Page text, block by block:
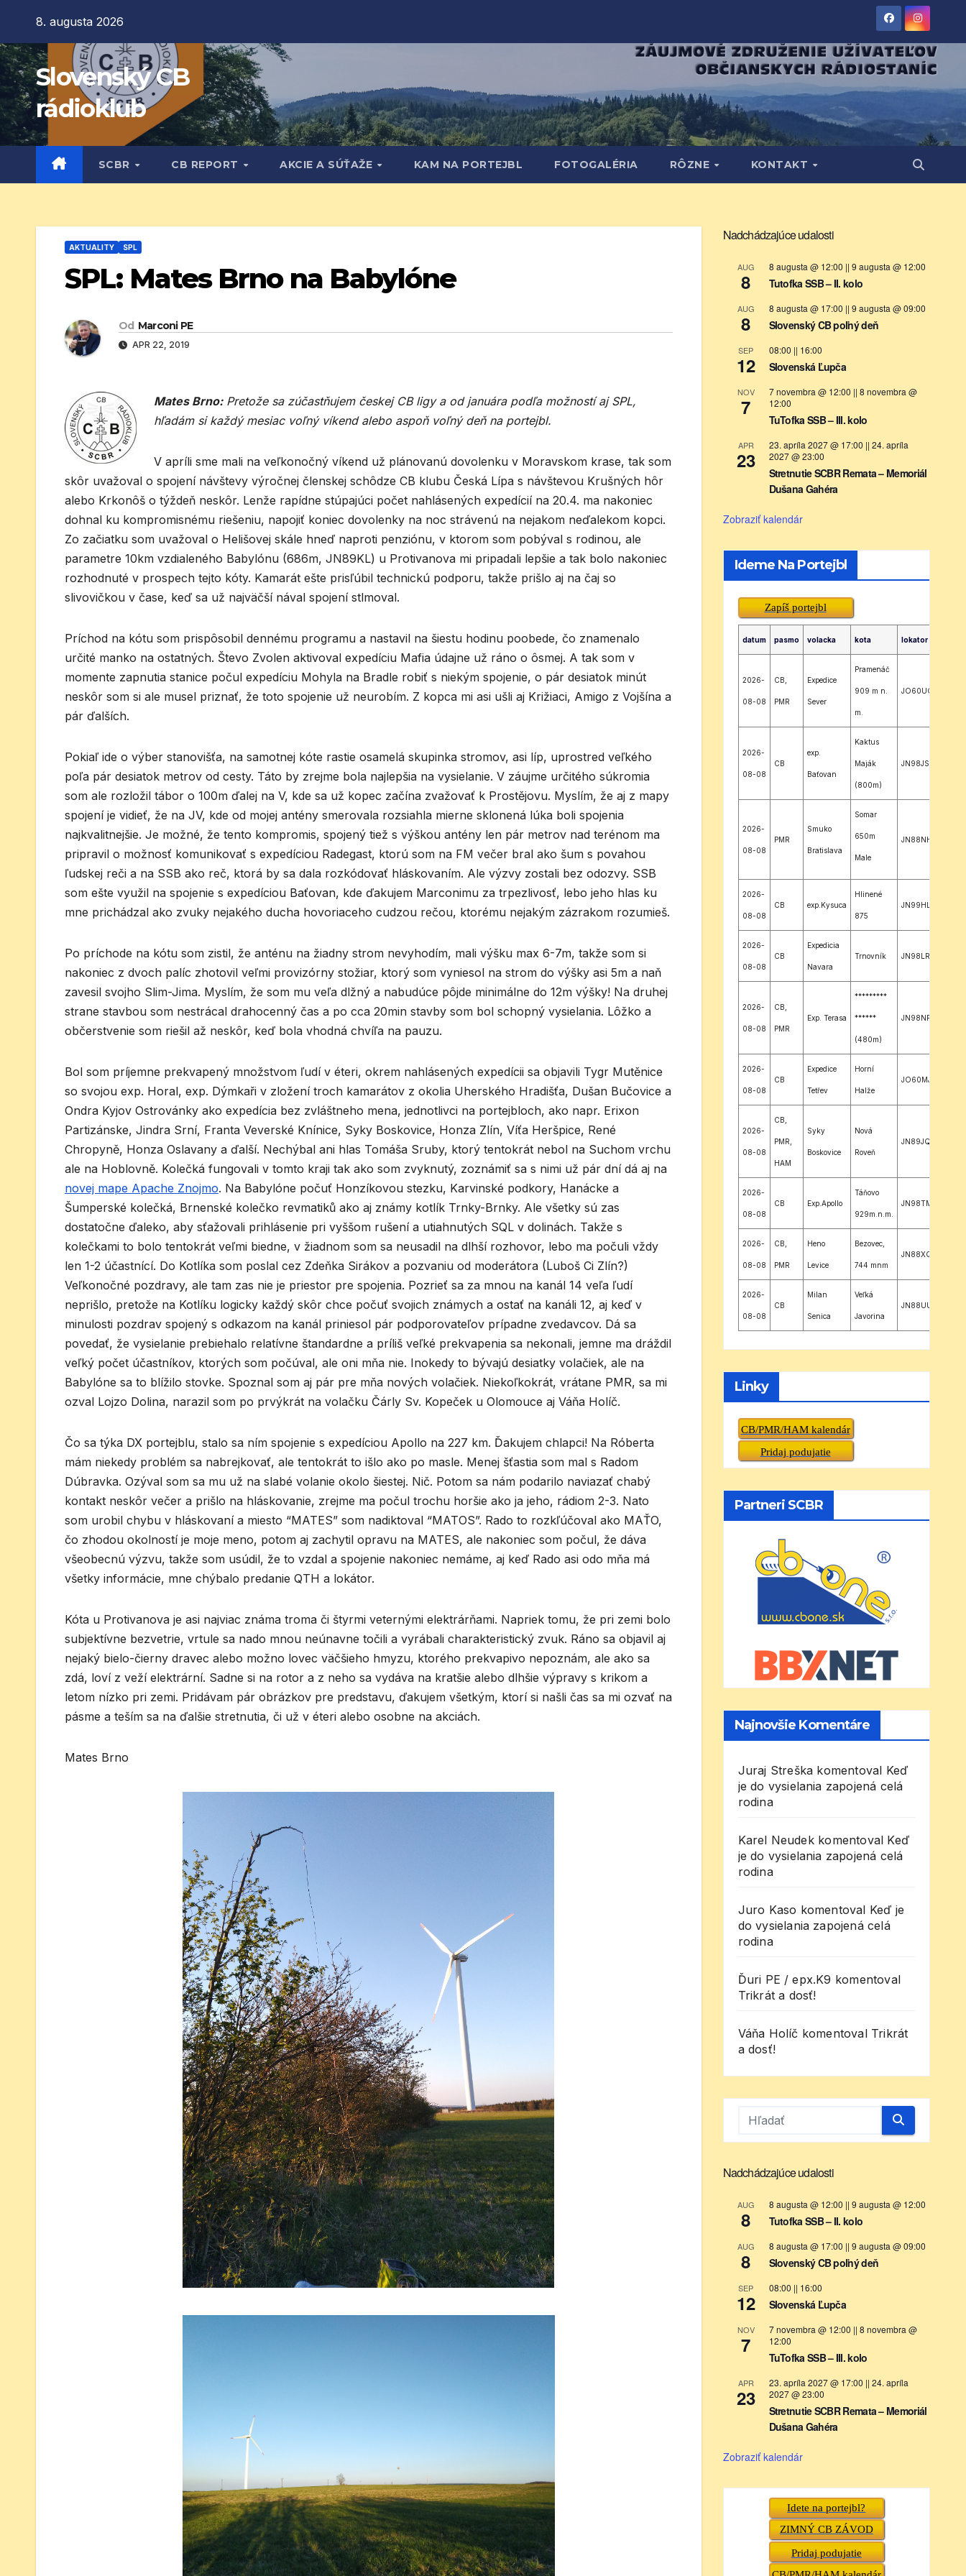
obsah
8. augusta 2026
Slovenský CB
rádioklub
SCBR CB REPORT AKCIE A SÚŤAŽE KAM NA PORTEJBL FOTOGALÉRIA RÔZNE KONTAKT
AKTUALITY SPL
SPL: Mates Brno na Babylóne
Od Marconi PE
APR 22, 2019
Mates Brno:Pretože sa zúčastňujem českej CB ligy a od januára podľa možností aj SPL,
hľadám si každý mesiac voľný víkend alebo aspoň voľný deň na portejbl.
V apríli sme mali na veľkonočný víkend už plánovanú dovolenku v Moravskom krase, tak som
skôr uvažoval o spojení návštevy výročnej členskej schôdze CB klubu Česká Lípa s návštevou Krušných hôr
alebo Krkonôš o týždeň neskôr. Lenže rapídne stúpajúci počet nahlásených expedícií na 20.4. ma nakoniec
dohnal ku kompromisnému riešeniu, napojiť koniec dovolenky na noc strávenú na nejakom neďalekom kopci.
Zo začiatku som uvažoval o Helišovej skále hneď naproti penziónu, v ktorom som pobýval s rodinou, ale
parametre 10km vzdialeného Babylónu (686m, JN89KL) u Protivanova mi pripadali lepšie a tak bolo nakoniec
rozhodnuté v prospech tejto kóty. Kamarát ešte prisľúbil technickú podporu, takže prišlo aj na čaj so
slivovičkou v čase, keď sa už najväčší nával spojení stlmoval.
Príchod na kótu som prispôsobil dennému programu a nastavil na šiestu hodinu poobede, čo znamenalo
určité manko na ostatných. Števo Zvolen aktivoval expedíciu Mafia údajne už ráno o ôsmej. A tak som v
momente zapnutia stanice počul expedíciu Mohyla na Bradle robiť s niekým spojenie, o pár desiatok minút
neskôr som si ale musel priznať, že toto spojenie už neurobím. Z kopca mi asi ušli aj Križiaci, Amigo z Vojšína a
pár ďalších.
Pokiaľ ide o výber stanovišťa, na samotnej kóte rastie osamelá skupinka stromov, asi líp, uprostred veľkého
poľa pár desiatok metrov od cesty. Táto by zrejme bola najlepšia na vysielanie. V záujme určitého súkromia
som ale rozložil tábor o 100m ďalej na V, kde sa už kopec začína zvažovať k Prostějovu. Myslím, že aj z mapy
spojení je vidieť, že na JV, kde od mojej antény smerovala rozsiahla mierne sklonená lúka boli spojenia
najkvalitnejšie. Je možné, že tento kompromis, spojený tiež s výškou antény len pár metrov nad terénom ma
pripravil o možnosť komunikovať s expedíciou Radegast, ktorú som na FM večer bral ako šum s povahou
ľudskej reči a na SSB ako reč, ktorá by sa dala rozkódovať hláskovaním. Ale výzvy zostali bez odozvy. SSB
som ešte využil na spojenie s expedíciou Baťovan, kde ďakujem Marconimu za trpezlivosť, lebo jeho hlas ku
mne prichádzal ako zvuky nejakého ducha hovoriaceho cudzou rečou, ktorému nejakým zázrakom rozumieš.
Po príchode na kótu som zistil, že anténu na žiadny strom nevyhodím, mali výšku max 6-7m, takže som si
nakoniec z dvoch palíc zhotovil veľmi provizórny stožiar, ktorý som vyniesol na strom do výšky asi 5m a naň
zavesil svojho Slim-Jima. Myslím, že som mu veľa dlžný a nabudúce pôjde minimálne do 12m výšky! Na druhej
strane stavbou som nestrácal drahocenný čas a po cca 20min stavby som bol schopný vysielania. Lôžko a
občerstvenie som riešil až neskôr, keď bola vhodná chvíľa na pauzu.
Bol som príjemne prekvapený množstvom ľudí v éteri, okrem nahlásených expedícii sa objavili Tygr Mutěnice
so svojou exp. Horal, exp. Dýmkaři v zložení troch kamarátov z okolia Uherského Hradišťa, Dušan Bučovice a
Ondra Kyjov Ostrovánky ako expedícia bez zvláštneho mena, jednotlivci na portejbloch, ako napr. Erixon
Partizánske, Jindra Srní, Franta Veverské Knínice, Syky Boskovice, Honza Zlín, Víťa Heršpice, René
Chropyně, Honza Oslavany a ďalší. Nechýbal ani hlas Tomáša Sruby, ktorý tentokrát nebol na Suchom vrchu
ale na Hoblovně. Kolečká fungovali v tomto kraji tak ako som zvyknutý, zoznámiť sa s nimi už pár dní dá aj na
novej mape Apache Znojmo. Na Babylóne počuť Honzíkovou stezku, Karvinské podkory, Hanácke a
Šumperské kolečká, Brnenské kolečko revmatiků ako aj známy kotlík Trnky-Brnky. Ale všetky sú zas
dostatočne ďaleko, aby sťažovali prihlásenie pri vyššom rušení a utiahnutých SQL v dolinách. Takže s
kolečkami to bolo tentokrát veľmi biedne, v žiadnom som sa neusadil na dlhší rozhovor, lebo ma počuli vždy
len 1-2 účastnící. Do Kotlíka som poslal cez Zdeňka Sirákov a pozvaniu od moderátora (Luboš Ci Zlín?)
Veľkonočné pozdravy, ale tam zas nie je priestor pre spojenia. Pozrieť sa za mnou na kanál 14 veľa ľudí
neprišlo, pretože na Kotlíku logicky každý skôr chce počuť svojich známych a ostať na kanáli 12, aj keď v
minulosti pozdrav spojený s odkazom na kanál priniesol pár podporovateľov prípadne zvedavcov. Dá sa
povedať, že vysielanie prebiehalo relatívne štandardne a príliš veľké prekvapenia sa nekonali, jemne ma dráždil
veľký počet účastníkov, ktorých som počúval, ale oni mňa nie. Inokedy to bývajú desiatky volačiek, ale na
Babylóne sa to blížilo stovke. Spoznal som aj pár pre mňa nových volačiek. Niekoľkokrát, vrátane PMR, sa mi
ozval Lojzo Dolina, narazil som po prvýkrát na volačku Čárly Sv. Kopeček u Olomouce aj Váňa Holíč.
Čo sa týka DX portejblu, stalo sa ním spojenie s expedíciou Apollo na 227 km. Ďakujem chlapci! Na Róberta
mám niekedy problém sa nabrejkovať, ale tentokrát to išlo ako po masle. Menej šťastia som mal s Radom
Dúbravka. Ozýval som sa mu už na slabé volanie okolo šiestej. Nič. Potom sa nám podarilo naviazať chabý
kontakt neskôr večer a prišlo na hláskovanie, zrejme ma počul trochu horšie ako ja jeho, rádiom 2-3. Nato
som urobil chybu v hláskovaní a miesto “MATES” som nadiktoval “MATOS”. Rado to rozkľúčoval ako MAŤO,
čo zhodou okolností je moje meno, potom aj zachytil opravu na MATES, ale nakoniec som počul, že dáva
všeobecnú výzvu, takže som usúdil, že to vzdal a spojenie nakoniec nemáme, aj keď Rado asi odo mňa má
všetky informácie, mne chýbalo predanie QTH a lokátor.
Kóta u Protivanova je asi najviac známa troma či štyrmi veternými elektrárňami. Napriek tomu, že pri zemi bolo
subjektívne bezvetrie, vrtule sa nado mnou neúnavne točili a vyrábali charakteristický zvuk. Ráno sa objavil aj
nejaký bielo-čierny dravec alebo možno lovec väčšieho hmyzu, ktorého prekvapivo nepoznám, ale ako sa
zdá, loví z veží elektrární. Sadne si na rotor a z neho sa vydáva na kratšie alebo dlhšie výpravy s krikom a
letom nízko pri zemi. Pridávam pár obrázkov pre predstavu, ďakujem všetkým, ktorí si našli čas sa mi ozvať na
pásme a teším sa na ďalšie stretnutia, či už v éteri alebo osobne na akciách.
Mates Brno
Nadchádzajúce udalosti
AUG
8
8 augusta @ 12:00 || 9 augusta @ 12:00
Tutofka SSB – II. kolo
AUG
8
8 augusta @ 17:00 || 9 augusta @ 09:00
Slovenský CB poľný deň
SEP
12
08:00 || 16:00
Slovenská Ľupča
NOV
7
7 novembra @ 12:00 || 8 novembra @
12:00
TuTofka SSB – III. kolo
APR
23
23. apríla 2027 @ 17:00 || 24. apríla
2027 @ 23:00
Stretnutie SCBR Remata – Memoriál
Dušana Gahéra
Zobraziť kalendár
Ideme Na Portejbl
Zapíš portejbl
datum pasmo volacka kota lokator
2026-
08-08
CB,
PMR
Expedice
Sever
Pramenáč
909 m n.
m.
JO60UQ
2026-
08-08
CB
exp.
Baťovan
Kaktus
Maják
(800m)
JN98JS
2026-
08-08
PMR
Smuko
Bratislava
Somar
650m
Male
Karpaty
JN88NH
2026-
08-08
CB exp.Kysuca
Hlinené
875
JN99HL
2026-
08-08
CB
Expedicia
Navara
Trnovník JN98LR
2026-
08-08
CB,
PMR
Exp. Terasa
*********
******
(480m)
JN98NR
2026-
08-08
CB
Expedice
Tetřev
Horní
Halže
JO60MJ
2026-
08-08
CB,
PMR,
HAM
Syky
Boskovice
Nová
Roveň
JN89JQ
2026-
08-08
CB Exp.Apollo
Táňovo
929m.n.m.
JN98TM
2026-
08-08
CB,
PMR
Heno
Levice
Bezovec,
744 mnm
JN88XQ
2026-
08-08
CB
Milan
Senica
Veľká
Javorina
JN88UU
Linky
CB/PMR/HAM kalendár
Pridaj podujatie
Partneri SCBR
Najnovšie Komentáre
Juraj Streška komentoval Keď
je do vysielania zapojená celá
rodina
Karel Neudekkomentoval Keď
je do vysielania zapojená celá
rodina
Juro Kaso komentoval Keď je
do vysielania zapojená celá
rodina
Ďuri PE / epx.K9 komentoval
Trikrát a dosť!
Váňa Holíč komentoval Trikrát
a dosť!
Nadchádzajúce udalosti
AUG
8
8 augusta @ 12:00 || 9 augusta @ 12:00
Tutofka SSB – II. kolo
AUG
8
8 augusta @ 17:00 || 9 augusta @ 09:00
Slovenský CB poľný deň
SEP
12
08:00 || 16:00
Slovenská Ľupča
NOV
7
7 novembra @ 12:00 || 8 novembra @
12:00
TuTofka SSB – III. kolo
APR
23
23. apríla 2027 @ 17:00 || 24. apríla
2027 @ 23:00
Stretnutie SCBR Remata – Memoriál
Dušana Gahéra
Zobraziť kalendár
Idete na portejbl?
ZIMNÝ CB ZÁVOD
Pridaj podujatie